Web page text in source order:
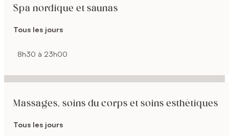
Spa nordique et saunas
Tous les jours
8h30 à 23h00
Massages, soins du corps et soins esthétiques
Tous les jours